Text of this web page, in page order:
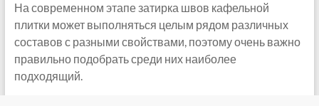
На современном этапе затирка швов кафельной
плитки может выполняться целым рядом различных
составов с разными свойствами, поэтому очень важно
правильно подобрать среди них наиболее
подходящий.